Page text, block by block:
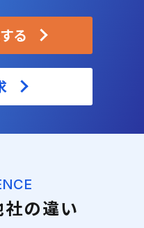
る
の違い